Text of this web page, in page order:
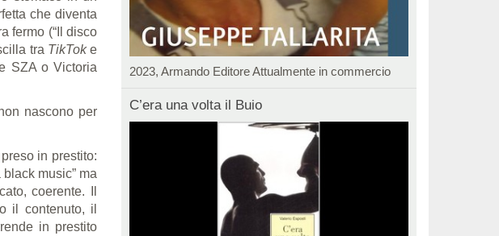
che diventa
fermo (“Il disco
tra TikToke
SZA o Victoria
nascono per
in prestito:
music” ma
coerente. Il
il contenuto, il
in prestito
2023, Armando Editore Attualmente in commercio
C’era una volta il Buio